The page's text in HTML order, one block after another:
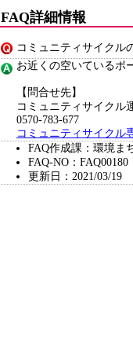
FAQ詳細情報
コミュニティサイクル
お近くの空いているポ
【問合せ先】
コミュニティサイクル
0570-783-677
コミュニティサイクル
FAQ作成課：環境ま
FAQ-NO：FAQ00180
更新日：2021/03/19